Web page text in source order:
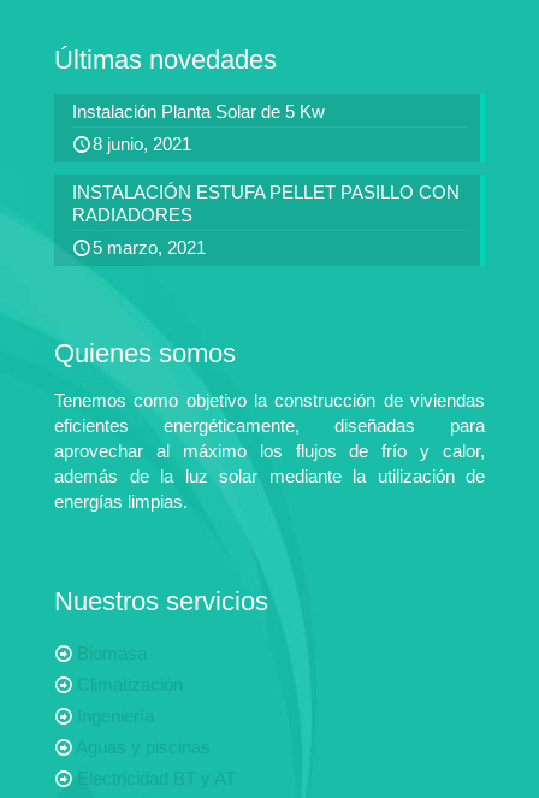
Últimas novedades
Instalación Planta Solar de 5 Kw
8 junio, 2021
INSTALACIÓN ESTUFA PELLET PASILLO CON
RADIADORES
5 marzo, 2021
Quienes somos
Tenemos como objetivo la construcción de viviendas
eficientes energéticamente, diseñadas para
aprovechar al máximo los flujos de frío y calor,
además de la luz solar mediante la utilización de
energías limpias.
Nuestros servicios
Electricidad BT y AT